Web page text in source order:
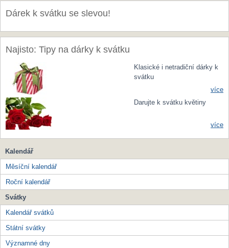
Dárek k svátku se slevou!
Najisto: Tipy na dárky k svátku
Klasické i netradiční dárky k
svátku
více
Darujte k svátku květiny
více
Kalendář
Měsíční kalendář
Roční kalendář
Svátky
Kalendář svátků
Státní svátky
Významné dny